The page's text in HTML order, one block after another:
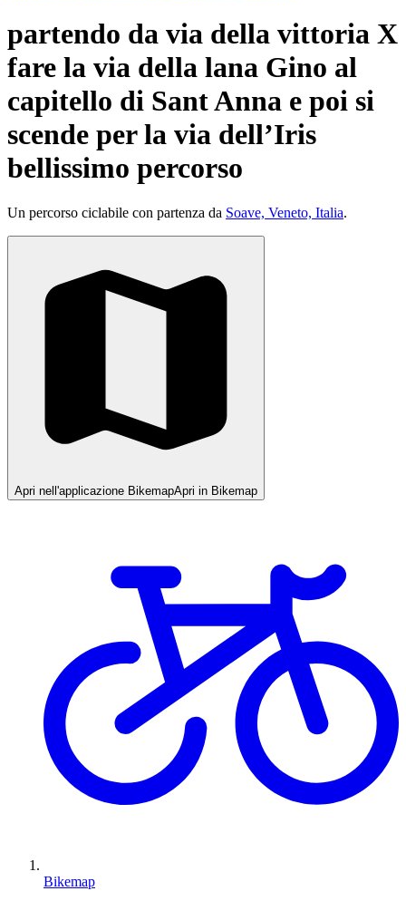
partendo da via della vittoria X
fare la via della lana Gino al
capitello di Sant Anna e poi si
scende per la via dell’Iris
bellissimo percorso
Un percorso ciclabile con partenza da Soave, Veneto, Italia.
Apri nell'applicazione BikemapApri in Bikemap
Bikemap